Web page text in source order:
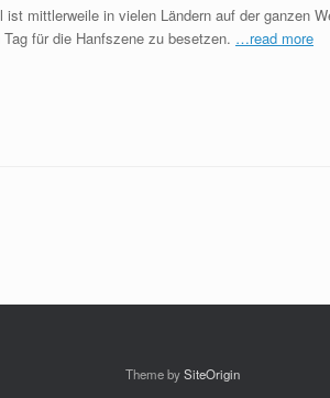
ist mittlerweile in vielen Ländern auf der ganzen
für die Hanfszene zu besetzen. …read more
Theme bySiteOrigin